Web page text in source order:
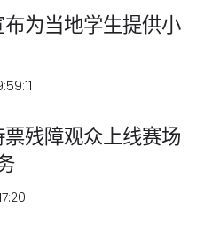
为当地学生提供小
残障观众上线赛场